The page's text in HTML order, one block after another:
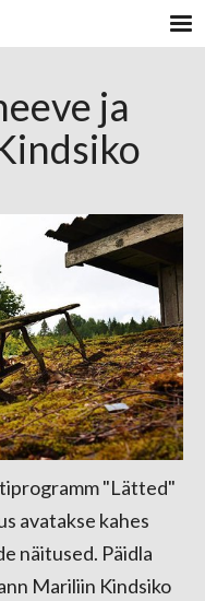
ja
"Lätted"
avatakse kahes
näitused. Päidla
Mariliin Kindsiko